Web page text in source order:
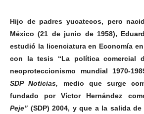
Hijo de padres yucatecos, pero
México (21 de junio de 1958),
estudió la licenciatura en Economía
con la tesis “La política comercial
neoproteccionismo mundial 1970-
SDP Noticias, medio que surge
fundado por Víctor Hernández
Peje” (SDP) 2004, y que a la salida